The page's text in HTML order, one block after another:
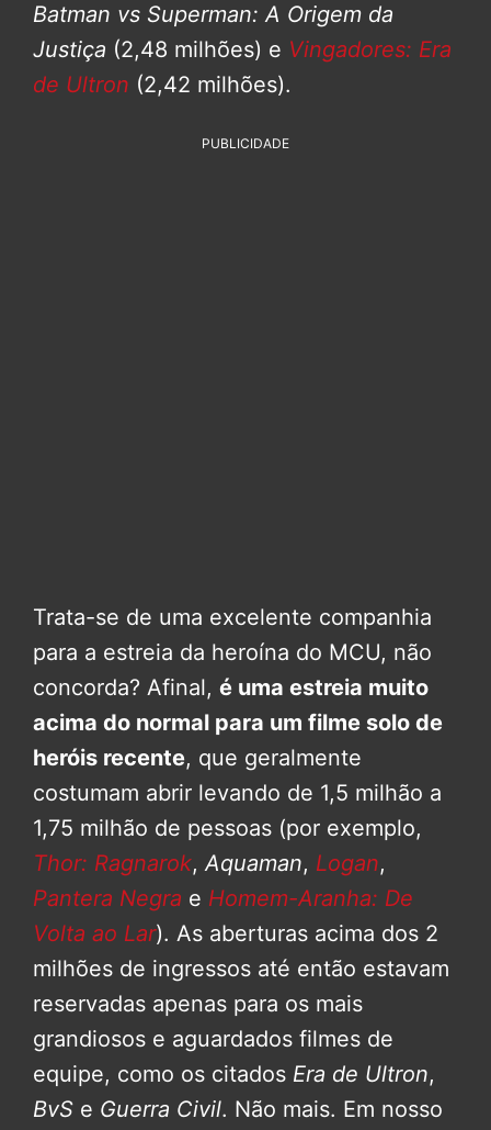
Batman vs Superman: A Origem da
Justiça (2,48 milhões) e Vingadores: Era
de Ultron (2,42 milhões).
PUBLICIDADE
Trata-se de uma excelente companhia
para a estreia da heroína do MCU, não
concorda? Afinal, é uma estreia muito
acima do normal para um filme solo de
heróis recente, que geralmente
costumam abrir levando de 1,5 milhão a
1,75 milhão de pessoas (por exemplo,
Thor: Ragnarok,Aquaman, Logan,
Pantera Negra e Homem-Aranha: De
Volta ao Lar). As aberturas acima dos 2
milhões de ingressos até então estavam
reservadas apenas para os mais
grandiosos e aguardados filmes de
equipe, como os citados Era de Ultron,
BvS e Guerra Civil. Não mais. Em nosso